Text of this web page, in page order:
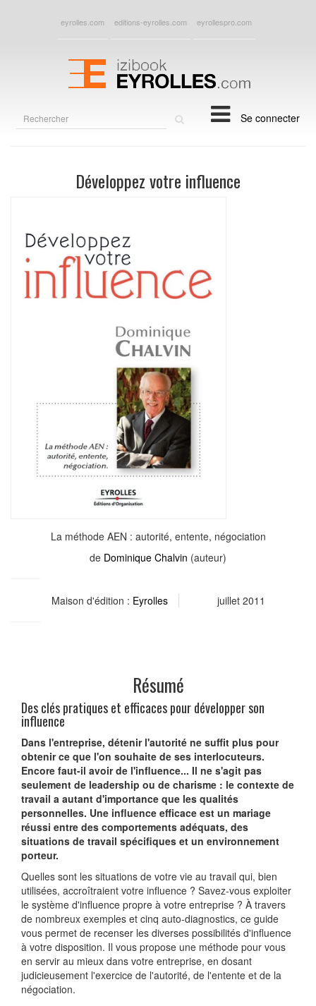
eyrolles.com editions-eyrolles.com eyrollespro.com
Se connecter
Développez votre influence
La méthode AEN : autorité, entente, négociation
de Dominique Chalvin (auteur)
Maison d'édition : Eyrolles juillet 2011
Résumé
Des clés pratiques et efficaces pour développer son
influence
Dans l'entreprise, détenir l'autorité ne suffit plus pour
obtenir ce que l'on souhaite de ses interlocuteurs.
Encore faut-il avoir de l'influence... Il ne s'agit pas
seulement de leadership ou de charisme : le contexte de
travail a autant d'importance que les qualités
personnelles. Une influence efficace est un mariage
réussi entre des comportements adéquats, des
situations de travail spécifiques et un environnement
porteur.
Quelles sont les situations de votre vie au travail qui, bien
utilisées, accroîtraient votre influence ? Savez-vous exploiter
le système d'influence propre à votre entreprise ? À travers
de nombreux exemples et cinq auto-diagnostics, ce guide
vous permet de recenser les diverses possibilités d'influence
à votre disposition. Il vous propose une méthode pour vous
en servir au mieux dans votre entreprise, en dosant
judicieusement l'exercice de l'autorité, de l'entente et de la
négociation.